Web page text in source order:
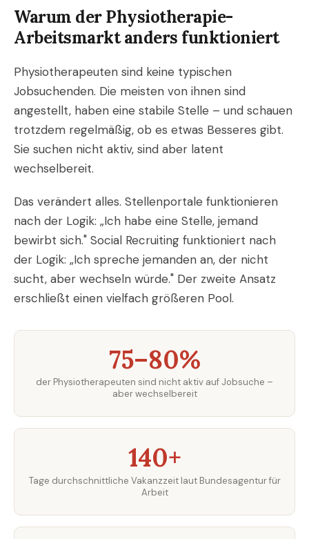
Warum der Physiotherapie-
Arbeitsmarkt anders funktioniert
Physiotherapeuten sind keine typischen
Jobsuchenden. Die meisten von ihnen sind
angestellt, haben eine stabile Stelle – und schauen
trotzdem regelmäßig, ob es etwas Besseres gibt.
Sie suchen nicht aktiv, sind aber latent
wechselbereit.
Das verändert alles. Stellenportale funktionieren
nach der Logik: „Ich habe eine Stelle, jemand
bewirbt sich." Social Recruiting funktioniert nach
der Logik: „Ich spreche jemanden an, der nicht
sucht, aber wechseln würde." Der zweite Ansatz
erschließt einen vielfach größeren Pool.
75–80%
der Physiotherapeuten sind nicht aktiv auf Jobsuche –
aber wechselbereit
140+
Tage durchschnittliche Vakanzzeit laut Bundesagentur für
Arbeit